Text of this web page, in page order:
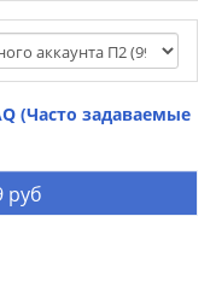
(Часто задаваемые
руб